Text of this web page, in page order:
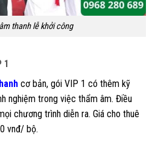
thanh lễ khởi công
1
cơ bản, gói VIP 1 có thêm kỹ
nghiệm trong việc thẩm âm. Điều
chương trình diễn ra. Giá cho thuê
vnđ/ bộ.